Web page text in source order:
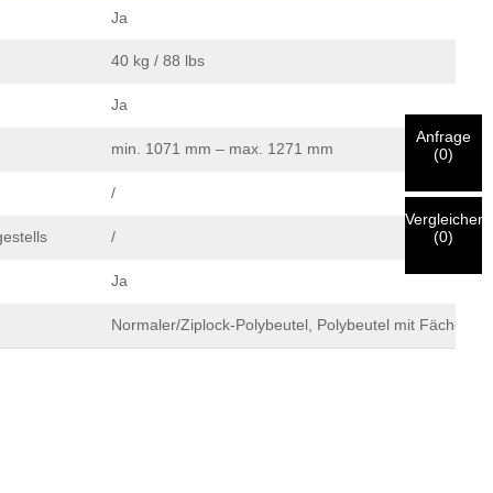
Ja
40 kg / 88 lbs
Ja
min. 1071 mm – max. 1271 mm
/
/
Ja
Normaler/Ziplock-Polybeutel, Polybeutel mit Fächern
Anfrage
(0)
Vergleichen
(0)